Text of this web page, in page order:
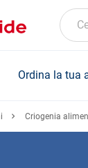
Ordina la tua
Criogenia